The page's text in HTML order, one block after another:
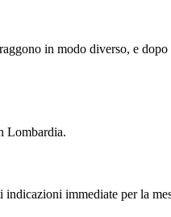
in modo diverso, e
Lombardia.
immediate per la